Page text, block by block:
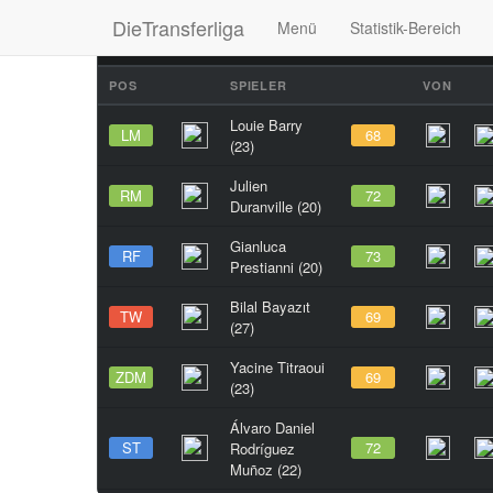
DieTransferliga Menü Statistik-Bereich
POS SPIELER VON
LM
Louie Barry
(23)
68
RM
Julien
Duranville (20)
72
RF
Gianluca
Prestianni (20)
73
TW
Bilal Bayazıt
(27)
69
ZDM
Yacine Titraoui
(23)
69
ST
Álvaro Daniel
Rodríguez
Muñoz (22)
72